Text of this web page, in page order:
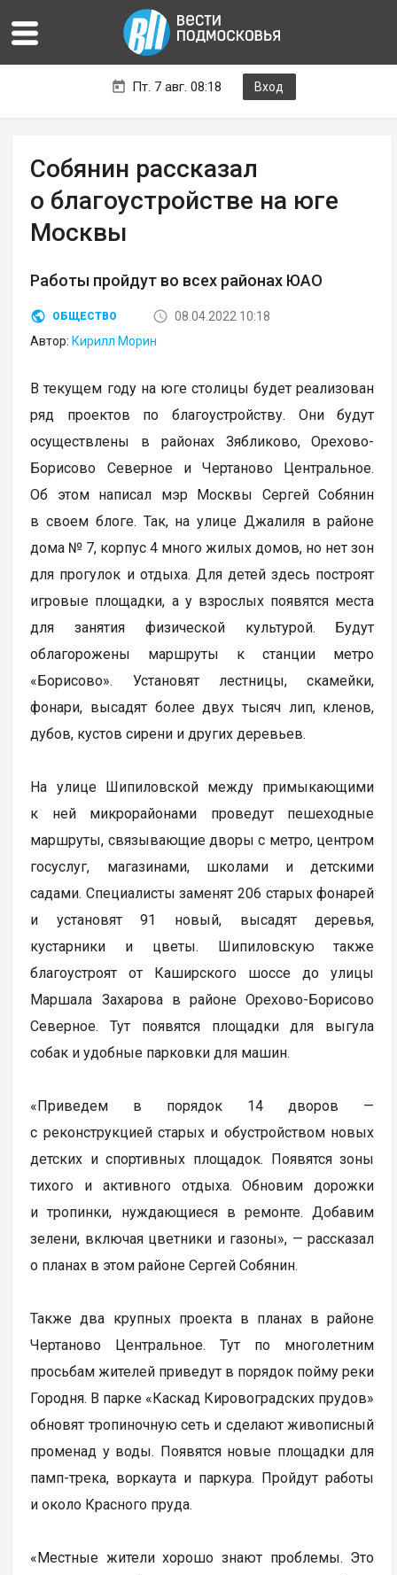
Пт. 7 авг. 08:18 Вход
Собянин рассказал
о благоустройстве на юге
Москвы
Работы пройдут во всех районах ЮАО
ОБЩЕСТВО
08.04.2022 10:18
Автор: Кирилл Морин
В текущем году на юге столицы будет реализован
ряд проектов по благоустройству. Они будут
осуществлены в районах Зябликово, Орехово-
Борисово Северное и Чертаново Центральное.
Об этом написал мэр Москвы Сергей Собянин
в своем блоге. Так, на улице Джалиля в районе
дома № 7, корпус 4 много жилых домов, но нет зон
для прогулок и отдыха. Для детей здесь построят
игровые площадки, а у взрослых появятся места
для занятия физической культурой. Будут
облагорожены маршруты к станции метро
«Борисово». Установят лестницы, скамейки,
фонари, высадят более двух тысяч лип, кленов,
дубов, кустов сирени и других деревьев.
На улице Шипиловской между примыкающими
к ней микрорайонами проведут пешеходные
маршруты, связывающие дворы с метро, центром
госуслуг, магазинами, школами и детскими
садами. Специалисты заменят 206 старых фонарей
и установят 91 новый, высадят деревья,
кустарники и цветы. Шипиловскую также
благоустроят от Каширского шоссе до улицы
Маршала Захарова в районе Орехово-Борисово
Северное. Тут появятся площадки для выгула
собак и удобные парковки для машин.
«Приведем в порядок 14 дворов —
с реконструкцией старых и обустройством новых
детских и спортивных площадок. Появятся зоны
тихого и активного отдыха. Обновим дорожки
и тропинки, нуждающиеся в ремонте. Добавим
зелени, включая цветники и газоны», — рассказал
о планах в этом районе Сергей Собянин.
Также два крупных проекта в планах в районе
Чертаново Центральное. Тут по многолетним
просьбам жителей приведут в порядок пойму реки
Городня. В парке «Каскад Кировоградских прудов»
обновят тропиночную сеть и сделают живописный
променад у воды. Появятся новые площадки для
памп-трека, воркаута и паркура. Пройдут работы
и около Красного пруда.
«Местные жители хорошо знают проблемы. Это